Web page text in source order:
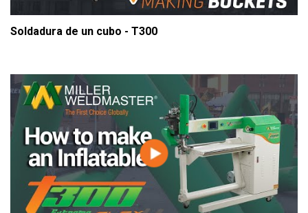
Soldadura de un cubo - T300